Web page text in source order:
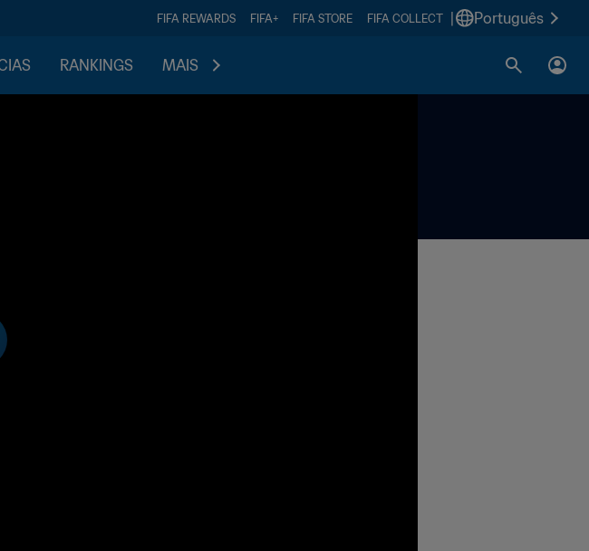
FIFA REWARDS FIFA+ FIFA STORE FIFA COLLECT Português
RANKINGS MAIS